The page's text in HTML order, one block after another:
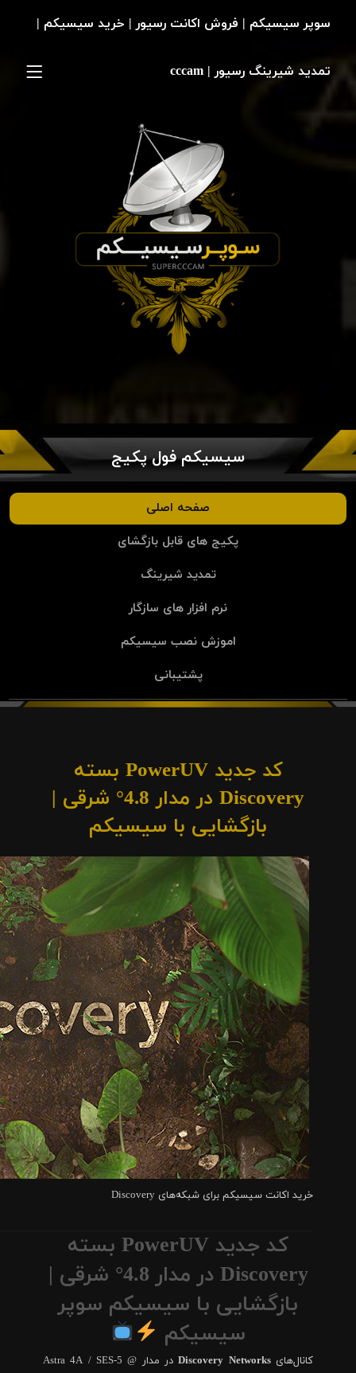
سیسیکم فول پکیج
صفحه اصلی
پکیج های قابل بازگشای
تمدید شیرینگ
نرم افزار های سازگار
اموزش نصب سیسیکم
پشتیبانی
کد جدید PowerUV بسته
Discovery در مدار 4.8° شرقی |
بازگشایی با سیسیکم
خرید اکانت سیسیکم برای شبکه‌های Discovery
کد جدید PowerUV بسته
Discovery در مدار 4.8° شرقی |
بازگشایی با سیسیکم سوپر
سیسیکم
کانال‌هایDiscovery Networks
در مدار Astra 4A / SES-5 @
سوپر سیسیکم | فروش اکانت رسیور | خرید سیسیکم |
تمدید شیرینگ رسیور | cccam